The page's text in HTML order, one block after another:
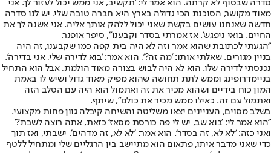
סדרה שבסוף לא קרתה. הוא אמר לי: 'תקשיב, אני ממש יכול לעזור לך. אני
מאוד מקושר, הסוכנת הכי גדולה בארץ היא חברה טובה שלי. יש לנו סדרה
חדשה שאנחנו עושים בקשת שאני יכול ללהק אותך אליה. אני אשנה לך את
החיים. בואי ניפגש'. אז אמרתי בסדר וקבענו", סיפר אופנר.
"הגעתי לכתובת שהוא אמר וזה לא היה בית קפה כמו שקבענו, זה היה
בניין מגורים. שאלתי אותו: 'מה זה?', הוא אמר: 'בוא לדירה שלי, אני בדירה'.
נכנסתי לדירה שלו. הוא לא היה לבוש בצורה מאוד הולמת, אבל הוא התחיל
בניימדרופינג וממש לתת תחושה שהוא מפיק מאוד גדול ושיש לו באמת
המון כוח בידיים ושהוא מכיר את זה ואתמול הוא היה עם הסלב הזה
ואתמול עם זה. כאילו ממש מכיר את כולם", שיתף.
בשלב מסוים, העניינים יצאו משליטה והשיחה קיבלה גוון פחות מקצועי.
"הוא אמר לי: 'בוא שב, יש לי פה כורסת מסאז' כזאת, אתה רוצה לשבת?'
ואני כזה: 'לא לא, זה בסדר'. הוא אמר: 'לא לא, זה מדהים'. ישבתי, ואז תוך
כדי שאני מדבר איתו, פתאום הוא מתיישב בין הרגליים שלי ומתחיל ללטף